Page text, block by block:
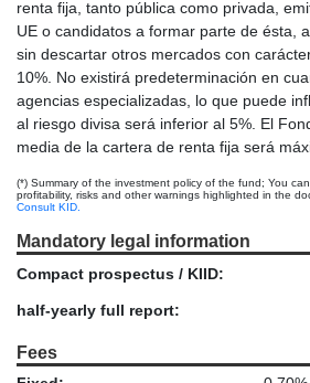
renta fija, tanto pública como privada,
UE o candidatos a formar parte de ésta,
sin descartar otros mercados con
10%. No existirá predeterminación en
agencias especializadas, lo que puede
al riesgo divisa será inferior al 5%. El
media de la cartera de renta fija será
(*) Summary of the investment policy of the fund; You
profitability, risks and other warnings highlighted in the
Consult KID.
Mandatory legal information
Compact prospectus / KIID:
half-yearly full report:
Fees